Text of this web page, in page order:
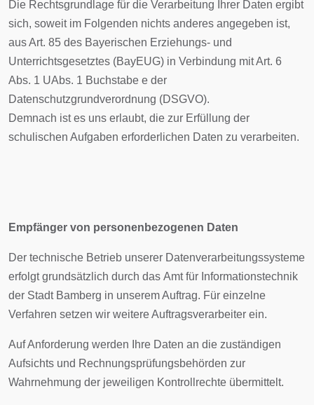
Die Rechtsgrundlage für die Verarbeitung Ihrer Daten ergibt
sich, soweit im Folgenden nichts anderes angegeben ist,
aus Art. 85 des Bayerischen Erziehungs- und
Unterrichtsgesetztes (BayEUG) in Verbindung mit Art. 6
Abs. 1 UAbs. 1 Buchstabe e der
Datenschutzgrundverordnung (DSGVO).
Demnach ist es uns erlaubt, die zur Erfüllung der
schulischen Aufgaben erforderlichen Daten zu verarbeiten.
Empfänger von personenbezogenen Daten
Der technische Betrieb unserer Datenverarbeitungssysteme
erfolgt grundsätzlich durch das Amt für Informationstechnik
der Stadt Bamberg in unserem Auftrag. Für einzelne
Verfahren setzen wir weitere Auftragsverarbeiter ein.
Auf Anforderung werden Ihre Daten an die zuständigen
Aufsichts und Rechnungsprüfungsbehörden zur
Wahrnehmung der jeweiligen Kontrollrechte übermittelt.